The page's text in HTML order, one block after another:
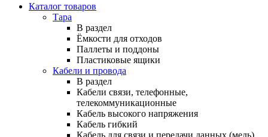
Каталог товаров
Тара
В раздел
Ёмкости для отходов
Паллеты и поддоны
Пластиковые ящики
Кабели и провода
В раздел
Кабели связи, телефонные,
телекоммуникационные
Кабель высокого напряжения
Кабель гибкий
Кабель для связи и передачи данных (медь)